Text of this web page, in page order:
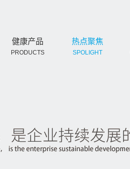
健康产品
PRODUCTS
热点聚焦
SPOLIGHT